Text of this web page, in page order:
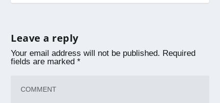
Leave a reply
Your email address will not be published. Required
fields are marked*